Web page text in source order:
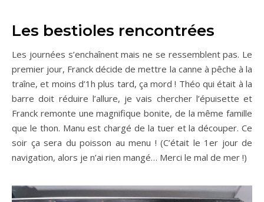
Les bestioles rencontrées
Les journées s’enchaînent mais ne se ressemblent pas. Le
premier jour, Franck décide de mettre la canne à pêche à la
traîne, et moins d’1h plus tard, ça mord ! Théo qui était à la
barre doit réduire l’allure, je vais chercher l’épuisette et
Franck remonte une magnifique bonite, de la même famille
que le thon. Manu est chargé de la tuer et la découper. Ce
soir ça sera du poisson au menu ! (C’était le 1er jour de
navigation, alors je n’ai rien mangé… Merci le mal de mer !)